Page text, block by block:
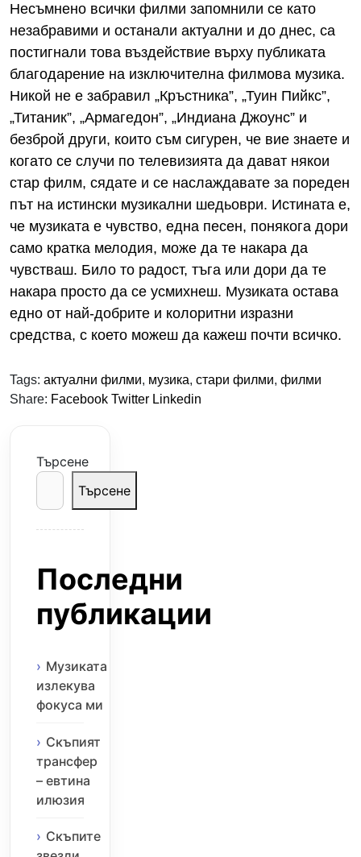
Несъмнено всички филми запомнили се като
незабравими и останали актуални и до днес, са
постигнали това въздействие върху публиката
благодарение на изключителна филмова музика.
Никой не е забравил „Кръстника”, „Туин Пийкс”,
„Титаник”, „Армагедон”, „Индиана Джоунс” и
безброй други, които съм сигурен, че вие знаете и
когато се случи по телевизията да дават някои
стар филм, сядате и се наслаждавате за пореден
път на истински музикални шедьоври. Истината е,
че музиката е чувство, една песен, понякога дори
само кратка мелодия, може да те накара да
чувстваш. Било то радост, тъга или дори да те
накара просто да се усмихнеш. Музиката остава
едно от най-добрите и колоритни изразни
средства, с което можеш да кажеш почти всичко.
Tags: актуални филми, музика, стари филми, филми
Share: Facebook Twitter Linkedin
Търсене
Търсене
Последни
публикации
Музиката
излекува
фокуса ми
Скъпият
трансфер
– евтина
илюзия
Скъпите